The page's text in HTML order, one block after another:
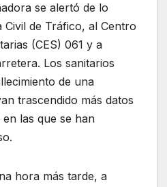
se alertó de lo
de Tráfico, al Centro
(CES) 061 y a
Los sanitarios
de una
trascendido más datos
las que se han
hora más tarde, a